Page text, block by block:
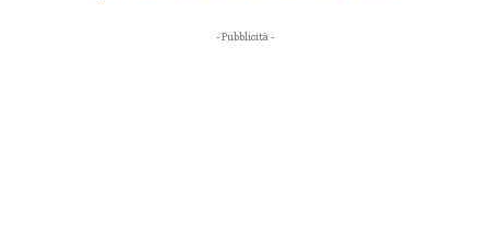
- Pubblicità -